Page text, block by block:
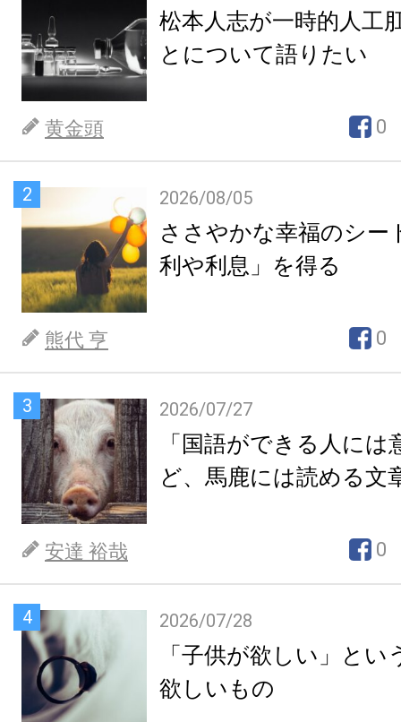
松本人志が一時的人工
とについて語りたい
黄金頭 0
2 2026/08/05
ささやかな幸福のシー
利や利息」を得る
熊代 亨 0
3 2026/07/27
「国語ができる人には
ど、馬鹿には読める文
安達 裕哉 0
4 2026/07/28
「子供が欲しい」とい
欲しいもの